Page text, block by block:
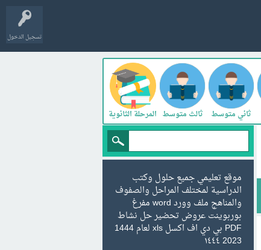
تسجيل الدخول
ثاني متوسط ثالث متوسط المرحلة الثانوية
موقع تعليمي جميع حلول وكتب
الدراسية لمختلف المراحل والصفوف
والمناهج ملف وورد word مفرغ
بوربوينت عروض تحضير حل نشاط
PDF بي دي اف اكسل xls لعام 1444
2023 ١٤٤٤